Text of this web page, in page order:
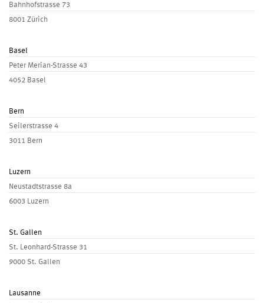
Bahnhofstrasse 73
8001 Zürich
Basel
Peter Merian-Strasse 43
4052 Basel
Bern
Seilerstrasse 4
3011 Bern
Luzern
Neustadtstrasse 8a
6003 Luzern
St. Gallen
St. Leonhard-Strasse 31
9000 St. Gallen
Lausanne